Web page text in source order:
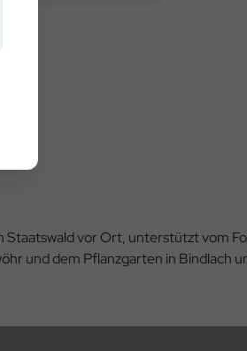
vor Ort, unterstützt vom
und dem Pflanzgarten in Bindlach